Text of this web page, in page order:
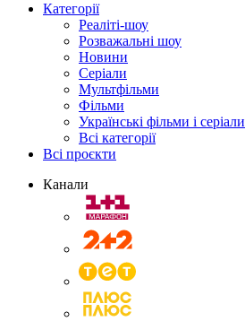
Категорії
Реаліті-шоу
Розважальні шоу
Новини
Серіали
Мультфільми
Фільми
Українські фільми і серіали
Всі категорії
Всі проєкти
Канали